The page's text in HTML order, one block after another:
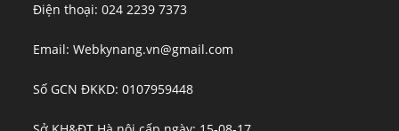
Điện thoại: 024 2239 7373
Email: Webkynang.vn@gmail.com
Số GCN ĐKKD: 0107959448